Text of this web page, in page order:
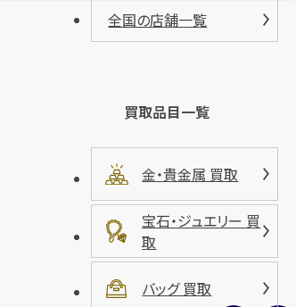
全国の店舗一覧
買取品目一覧
金・貴金属 買取
宝石・ジュエリー 買
取
バッグ 買取